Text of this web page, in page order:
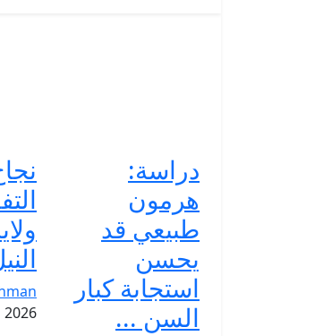
دراسة:
هرمون
طبيعي قد
يحسن
استجابة كبار
السن ...
2026